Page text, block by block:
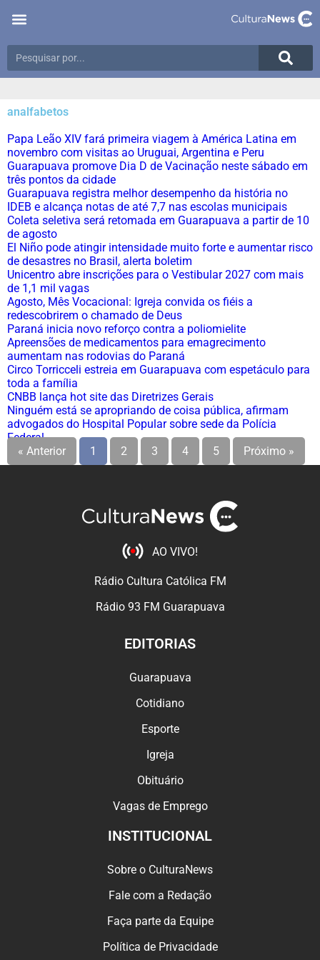
analfabetos
Papa Leão XIV fará primeira viagem à América Latina em
novembro com visitas ao Uruguai, Argentina e Peru
Guarapuava promove Dia D de Vacinação neste sábado em
três pontos da cidade
Guarapuava registra melhor desempenho da história no
IDEB e alcança notas de até 7,7 nas escolas municipais
Coleta seletiva será retomada em Guarapuava a partir de 10
de agosto
El Niño pode atingir intensidade muito forte e aumentar risco
de desastres no Brasil, alerta boletim
Unicentro abre inscrições para o Vestibular 2027 com mais
de 1,1 mil vagas
Agosto, Mês Vocacional: Igreja convida os fiéis a
redescobrirem o chamado de Deus
Paraná inicia novo reforço contra a poliomielite
Apreensões de medicamentos para emagrecimento
aumentam nas rodovias do Paraná
Circo Torricceli estreia em Guarapuava com espetáculo para
toda a família
CNBB lança hot site das Diretrizes Gerais
Ninguém está se apropriando de coisa pública, afirmam
advogados do Hospital Popular sobre sede da Polícia
Federal
« Anterior
1 2 3 4 5 Próximo »
AO VIVO!
Rádio Cultura Católica FM
Rádio 93 FM Guarapuava
EDITORIAS
Guarapuava
Cotidiano
Esporte
Igreja
Obituário
Vagas de Emprego
INSTITUCIONAL
Sobre o CulturaNews
Fale com a Redação
Faça parte da Equipe
Política de Privacidade